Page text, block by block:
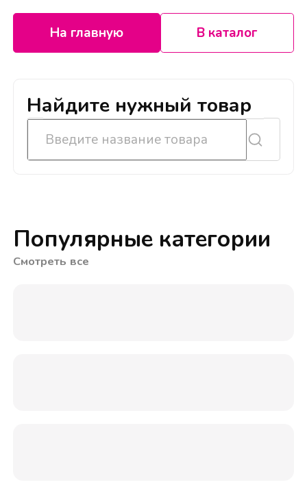
На главную В каталог
Найдите нужный товар
Популярные категории
Смотреть все